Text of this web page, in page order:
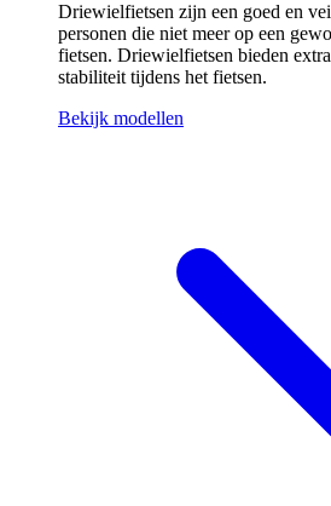
Driewielfietsen zijn een goed en
personen die niet meer op een
fietsen. Driewielfietsen bieden
stabiliteit tijdens het fietsen.
Bekijk modellen